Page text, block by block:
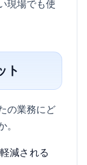
現場でも使
ト
の業務にど
減される